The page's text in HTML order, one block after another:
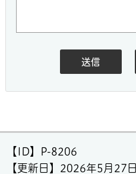
【ID】
P-8206
【更新日】 2026年5月27日